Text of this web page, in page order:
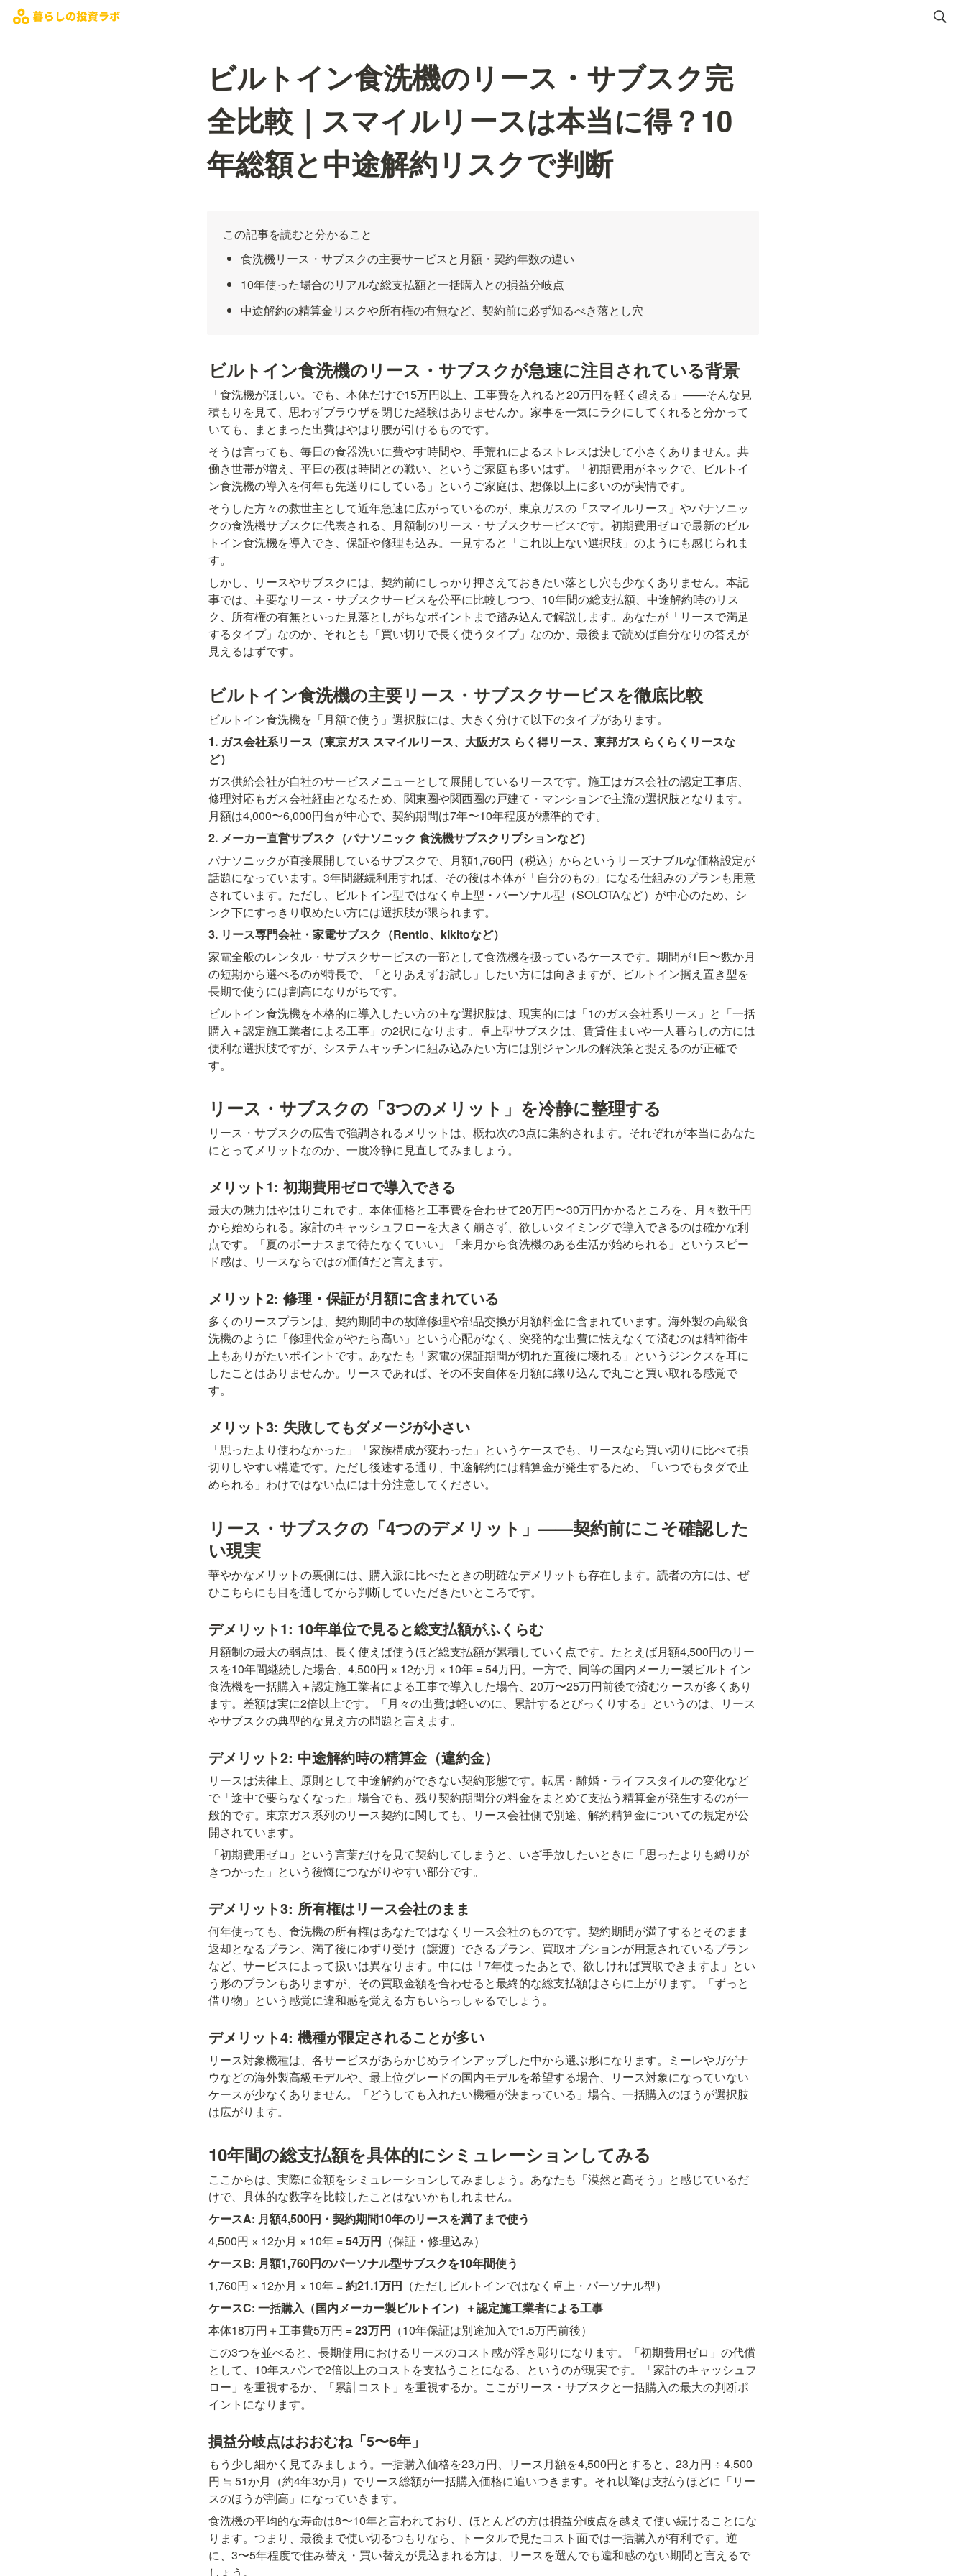
ビルトイン食洗機のリース・サブスク完
全比較｜スマイルリースは本当に得？10
年総額と中途解約リスクで判断
この記事を読むと分かること
食洗機リース・サブスクの主要サービスと月額・契約年数の違い
10年使った場合のリアルな総支払額と一括購入との損益分岐点
中途解約の精算金リスクや所有権の有無など、契約前に必ず知るべき落とし穴
ビルトイン食洗機のリース・サブスクが急速に注目されている背景
「食洗機がほしい。でも、本体だけで15万円以上、工事費を入れると20万円を軽く超える」——そんな見
積もりを見て、思わずブラウザを閉じた経験はありませんか。家事を一気にラクにしてくれると分かって
いても、まとまった出費はやはり腰が引けるものです。
そうは言っても、毎日の食器洗いに費やす時間や、手荒れによるストレスは決して小さくありません。共
働き世帯が増え、平日の夜は時間との戦い、というご家庭も多いはず。「初期費用がネックで、ビルトイ
ン食洗機の導入を何年も先送りにしている」というご家庭は、想像以上に多いのが実情です。
そうした方々の救世主として近年急速に広がっているのが、東京ガスの「スマイルリース」やパナソニッ
クの食洗機サブスクに代表される、月額制のリース・サブスクサービスです。初期費用ゼロで最新のビル
トイン食洗機を導入でき、保証や修理も込み。一見すると「これ以上ない選択肢」のようにも感じられま
す。
しかし、リースやサブスクには、契約前にしっかり押さえておきたい落とし穴も少なくありません。本記
事では、主要なリース・サブスクサービスを公平に比較しつつ、10年間の総支払額、中途解約時のリス
ク、所有権の有無といった見落としがちなポイントまで踏み込んで解説します。あなたが「リースで満足
するタイプ」なのか、それとも「買い切りで長く使うタイプ」なのか、最後まで読めば自分なりの答えが
見えるはずです。
ビルトイン食洗機の主要リース・サブスクサービスを徹底比較
ビルトイン食洗機を「月額で使う」選択肢には、大きく分けて以下のタイプがあります。
1. ガス会社系リース（東京ガス スマイルリース、大阪ガス らく得リース、東邦ガス らくらくリースな
ど）
ガス供給会社が自社のサービスメニューとして展開しているリースです。施工はガス会社の認定工事店、
修理対応もガス会社経由となるため、関東圏や関西圏の戸建て・マンションで主流の選択肢となります。
月額は4,000〜6,000円台が中心で、契約期間は7年〜10年程度が標準的です。
2. メーカー直営サブスク（パナソニック 食洗機サブスクリプションなど）
パナソニックが直接展開しているサブスクで、月額1,760円（税込）からというリーズナブルな価格設定が
話題になっています。3年間継続利用すれば、その後は本体が「自分のもの」になる仕組みのプランも用意
されています。ただし、ビルトイン型ではなく卓上型・パーソナル型（SOLOTAなど）が中心のため、シ
ンク下にすっきり収めたい方には選択肢が限られます。
3. リース専門会社・家電サブスク（Rentio、kikitoなど）
家電全般のレンタル・サブスクサービスの一部として食洗機を扱っているケースです。期間が1日〜数か月
の短期から選べるのが特長で、「とりあえずお試し」したい方には向きますが、ビルトイン据え置き型を
長期で使うには割高になりがちです。
ビルトイン食洗機を本格的に導入したい方の主な選択肢は、現実的には「1のガス会社系リース」と「一括
購入＋認定施工業者による工事」の2択になります。卓上型サブスクは、賃貸住まいや一人暮らしの方には
便利な選択肢ですが、システムキッチンに組み込みたい方には別ジャンルの解決策と捉えるのが正確で
す。
リース・サブスクの「3つのメリット」を冷静に整理する
リース・サブスクの広告で強調されるメリットは、概ね次の3点に集約されます。それぞれが本当にあなた
にとってメリットなのか、一度冷静に見直してみましょう。
メリット1: 初期費用ゼロで導入できる
最大の魅力はやはりこれです。本体価格と工事費を合わせて20万円〜30万円かかるところを、月々数千円
から始められる。家計のキャッシュフローを大きく崩さず、欲しいタイミングで導入できるのは確かな利
点です。「夏のボーナスまで待たなくていい」「来月から食洗機のある生活が始められる」というスピー
ド感は、リースならではの価値だと言えます。
メリット2: 修理・保証が月額に含まれている
多くのリースプランは、契約期間中の故障修理や部品交換が月額料金に含まれています。海外製の高級食
洗機のように「修理代金がやたら高い」という心配がなく、突発的な出費に怯えなくて済むのは精神衛生
上もありがたいポイントです。あなたも「家電の保証期間が切れた直後に壊れる」というジンクスを耳に
したことはありませんか。リースであれば、その不安自体を月額に織り込んで丸ごと買い取れる感覚で
す。
メリット3: 失敗してもダメージが小さい
「思ったより使わなかった」「家族構成が変わった」というケースでも、リースなら買い切りに比べて損
切りしやすい構造です。ただし後述する通り、中途解約には精算金が発生するため、「いつでもタダで止
められる」わけではない点には十分注意してください。
リース・サブスクの「4つのデメリット」——契約前にこそ確認した
い現実
華やかなメリットの裏側には、購入派に比べたときの明確なデメリットも存在します。読者の方には、ぜ
ひこちらにも目を通してから判断していただきたいところです。
デメリット1: 10年単位で見ると総支払額がふくらむ
月額制の最大の弱点は、長く使えば使うほど総支払額が累積していく点です。たとえば月額4,500円のリー
スを10年間継続した場合、4,500円 × 12か月 × 10年 = 54万円。一方で、同等の国内メーカー製ビルトイン
食洗機を一括購入＋認定施工業者による工事で導入した場合、20万〜25万円前後で済むケースが多くあり
ます。差額は実に2倍以上です。「月々の出費は軽いのに、累計するとびっくりする」というのは、リース
やサブスクの典型的な見え方の問題と言えます。
デメリット2: 中途解約時の精算金（違約金）
リースは法律上、原則として中途解約ができない契約形態です。転居・離婚・ライフスタイルの変化など
で「途中で要らなくなった」場合でも、残り契約期間分の料金をまとめて支払う精算金が発生するのが一
般的です。東京ガス系列のリース契約に関しても、リース会社側で別途、解約精算金についての規定が公
開されています。
「初期費用ゼロ」という言葉だけを見て契約してしまうと、いざ手放したいときに「思ったよりも縛りが
きつかった」という後悔につながりやすい部分です。
デメリット3: 所有権はリース会社のまま
何年使っても、食洗機の所有権はあなたではなくリース会社のものです。契約期間が満了するとそのまま
返却となるプラン、満了後にゆずり受け（譲渡）できるプラン、買取オプションが用意されているプラン
など、サービスによって扱いは異なります。中には「7年使ったあとで、欲しければ買取できますよ」とい
う形のプランもありますが、その買取金額を合わせると最終的な総支払額はさらに上がります。「ずっと
借り物」という感覚に違和感を覚える方もいらっしゃるでしょう。
デメリット4: 機種が限定されることが多い
リース対象機種は、各サービスがあらかじめラインアップした中から選ぶ形になります。ミーレやガゲナ
ウなどの海外製高級モデルや、最上位グレードの国内モデルを希望する場合、リース対象になっていない
ケースが少なくありません。「どうしても入れたい機種が決まっている」場合、一括購入のほうが選択肢
は広がります。
10年間の総支払額を具体的にシミュレーションしてみる
ここからは、実際に金額をシミュレーションしてみましょう。あなたも「漠然と高そう」と感じているだ
けで、具体的な数字を比較したことはないかもしれません。
ケースA: 月額4,500円・契約期間10年のリースを満了まで使う
4,500円 × 12か月 × 10年 = 54万円 （保証・修理込み）
ケースB: 月額1,760円のパーソナル型サブスクを10年間使う
1,760円 × 12か月 × 10年 = 約21.1万円 （ただしビルトインではなく卓上・パーソナル型）
ケースC: 一括購入（国内メーカー製ビルトイン）＋認定施工業者による工事
本体18万円＋工事費5万円 = 23万円 （10年保証は別途加入で1.5万円前後）
この3つを並べると、長期使用におけるリースのコスト感が浮き彫りになります。「初期費用ゼロ」の代償
として、10年スパンで2倍以上のコストを支払うことになる、というのが現実です。「家計のキャッシュフ
ロー」を重視するか、「累計コスト」を重視するか。ここがリース・サブスクと一括購入の最大の判断ポ
イントになります。
損益分岐点はおおむね「5〜6年」
もう少し細かく見てみましょう。一括購入価格を23万円、リース月額を4,500円とすると、23万円 ÷ 4,500
円 ≒ 51か月（約4年3か月）でリース総額が一括購入価格に追いつきます。それ以降は支払うほどに「リー
スのほうが割高」になっていきます。
食洗機の平均的な寿命は8〜10年と言われており、ほとんどの方は損益分岐点を越えて使い続けることにな
ります。つまり、最後まで使い切るつもりなら、トータルで見たコスト面では一括購入が有利です。逆
に、3〜5年程度で住み替え・買い替えが見込まれる方は、リースを選んでも違和感のない期間と言えるで
しょう。